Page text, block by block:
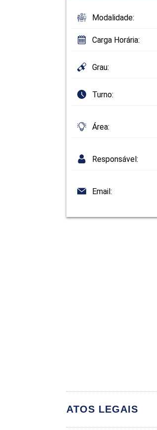
Modalidade:
Carga Horária:
Grau:
Turno:
Área:
Responsável:
Email:
ATOS LEGAIS